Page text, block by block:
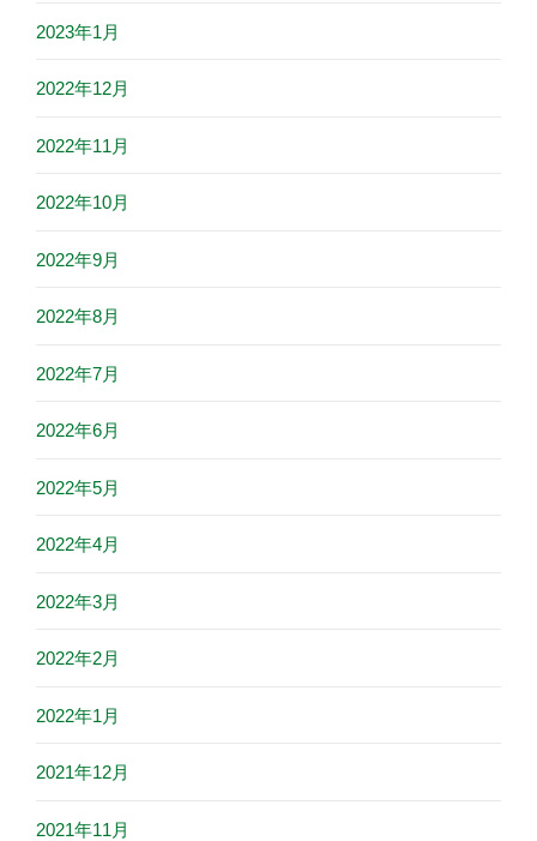
2023年1月
2022年12月
2022年11月
2022年10月
2022年9月
2022年8月
2022年7月
2022年6月
2022年5月
2022年4月
2022年3月
2022年2月
2022年1月
2021年12月
2021年11月